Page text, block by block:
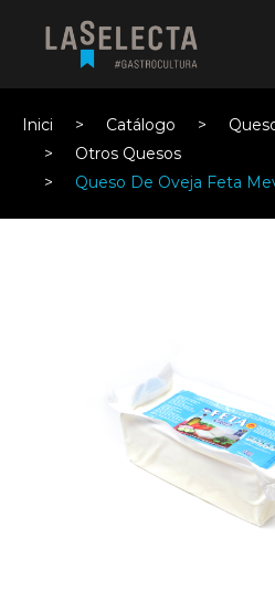
Inici Catálogo
Otros Quesos
Queso De Oveja Feta